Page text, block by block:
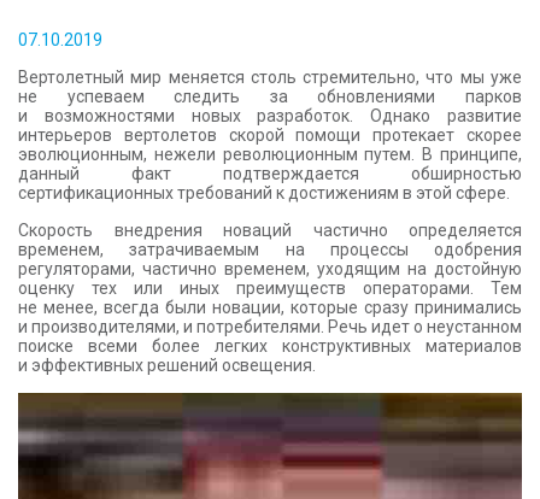
ПРЕССА
МЕДИА
КОНТАКТЫ
07.10.2019
Вертолетный мир меняется столь стремительно, что мы уже
не успеваем следить за обновлениями парков
и возможностями новых разработок. Однако развитие
интерьеров вертолетов скорой помощи протекает скорее
эволюционным, нежели революционным путем. В принципе,
данный факт подтверждается обширностью
сертификационных требований к достижениям в этой сфере.
Скорость внедрения новаций частично определяется
временем, затрачиваемым на процессы одобрения
регуляторами, частично временем, уходящим на достойную
оценку тех или иных преимуществ операторами. Тем
не менее, всегда были новации, которые сразу принимались
и производителями, и потребителями. Речь идет о неустанном
поиске всеми более легких конструктивных материалов
и эффективных решений освещения.